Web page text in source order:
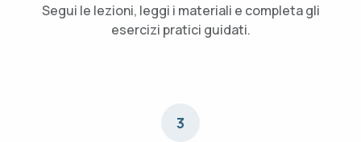
Segui le lezioni, leggi i materiali e completa gli
esercizi pratici guidati.
3